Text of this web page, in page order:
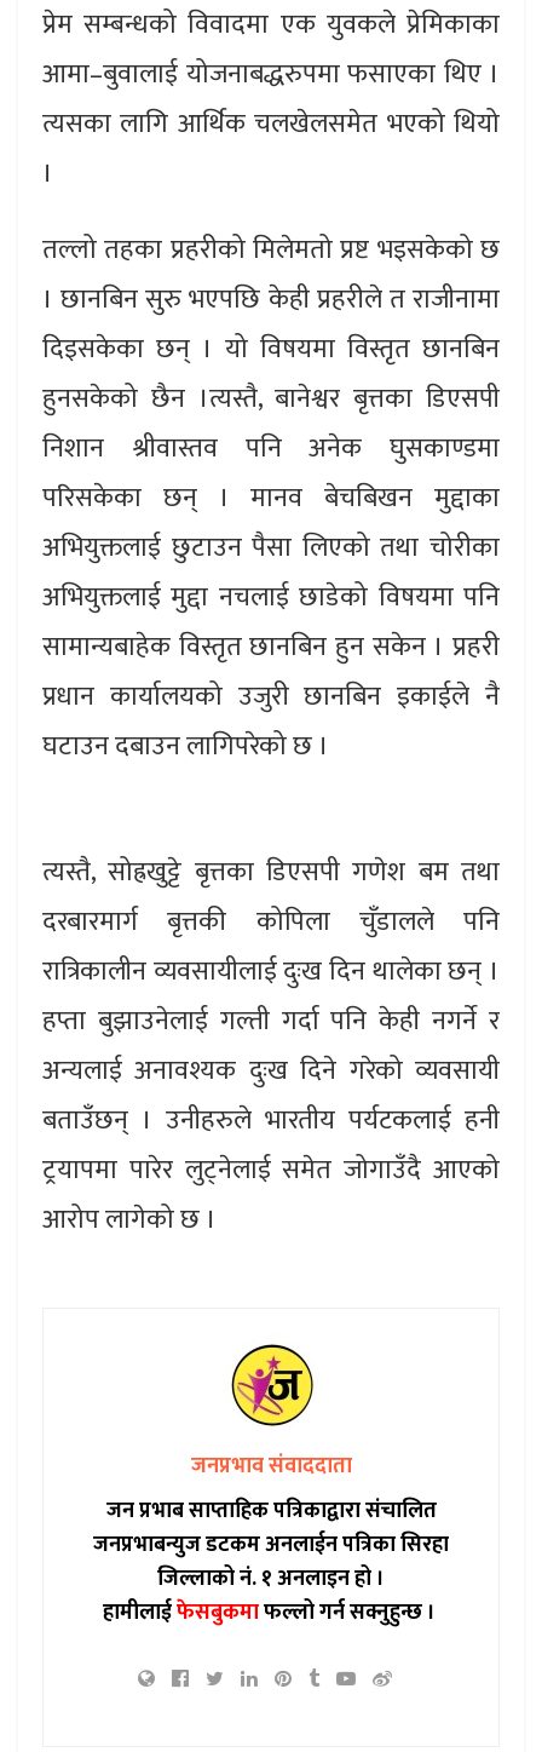
प्रेम सम्बन्धको विवादमा एक युवकले प्रेमिकाका
आमा–बुवालाई योजनाबद्धरुपमा फसाएका थिए ।
त्यसका लागि आर्थिक चलखेलसमेत भएको थियो
।
तल्लो तहका प्रहरीको मिलेमतो प्रष्ट भइसकेको छ
। छानबिन सुरु भएपछि केही प्रहरीले त राजीनामा
दिइसकेका छन् । यो विषयमा विस्तृत छानबिन
हुनसकेको छैन ।त्यस्तै, बानेश्वर बृत्तका डिएसपी
निशान श्रीवास्तव पनि अनेक घुसकाण्डमा
परिसकेका छन् । मानव बेचबिखन मुद्दाका
अभियुक्तलाई छुटाउन पैसा लिएको तथा चोरीका
अभियुक्तलाई मुद्दा नचलाई छाडेको विषयमा पनि
सामान्यबाहेक विस्तृत छानबिन हुन सकेन । प्रहरी
प्रधान कार्यालयको उजुरी छानबिन इकाईले नै
घटाउन दबाउन लागिपरेको छ ।
त्यस्तै, सोह्रखुट्टे बृत्तका डिएसपी गणेश बम तथा
दरबारमार्ग बृत्तकी कोपिला चुँडालले पनि
रात्रिकालीन व्यवसायीलाई दुःख दिन थालेका छन् ।
हप्ता बुझाउनेलाई गल्ती गर्दा पनि केही नगर्ने र
अन्यलाई अनावश्यक दुःख दिने गरेको व्यवसायी
बताउँछन् । उनीहरुले भारतीय पर्यटकलाई हनी
ट्रयापमा पारेर लुट्नेलाई समेत जोगाउँदै आएको
आरोप लागेको छ ।
जनप्रभाव संवाददाता
जन प्रभाब साप्ताहिक पत्रिकाद्वारा संचालित
जनप्रभाबन्युज डटकम अनलाईन पत्रिका सिरहा
जिल्लाको नं. १ अनलाइन हो ।
हामीलाईफेसबुकमाफल्लो गर्न सक्नुहुन्छ ।